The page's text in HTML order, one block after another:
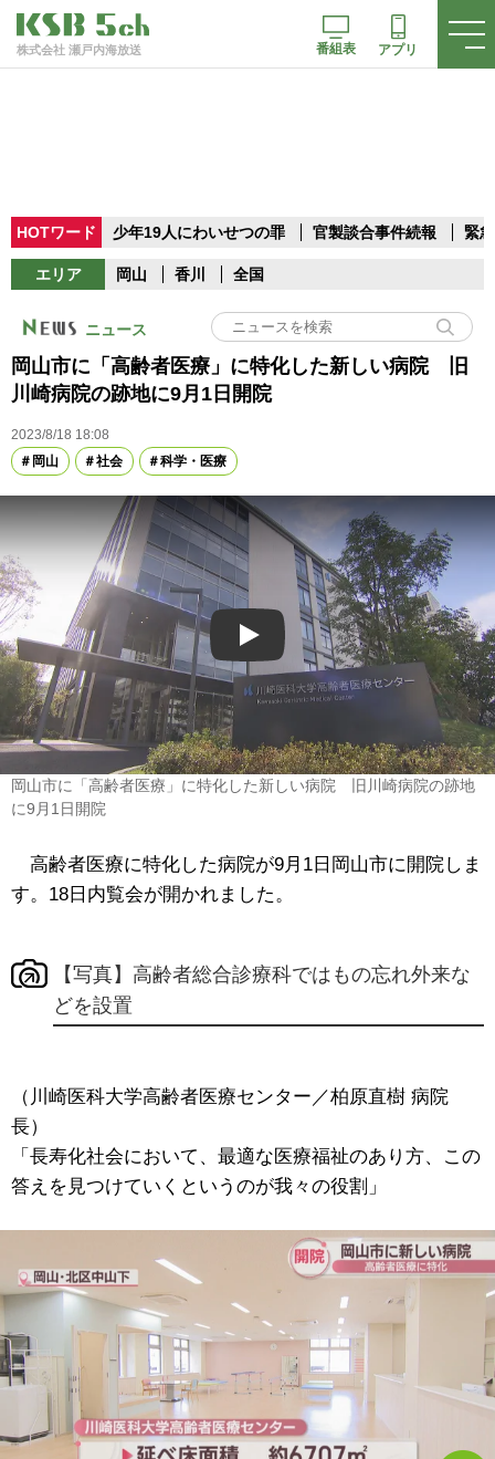
株式会社 瀬戸内海放送 番組表 アプリ
HOTワード 少年19人にわいせつの罪 官製談合事件続報 緊
エリア 岡山 香川 全国
ニュース
岡山市に「高齢者医療」に特化した新しい病院 旧
川崎病院の跡地に9月1日開院
2023/8/18 18:08
岡山
社会 科学・医療
Play
岡山市に「高齢者医療」に特化した新しい病院 旧川崎病院の跡地
に9月1日開院
高齢者医療に特化した病院が9月1日岡山市に開院しま
す。18日内覧会が開かれました。
【写真】高齢者総合診療科ではもの忘れ外来な
どを設置
（川崎医科大学高齢者医療センター／柏原直樹 病院
長）
「長寿化社会において、最適な医療福祉のあり方、この
答えを見つけていくというのが我々の役割」